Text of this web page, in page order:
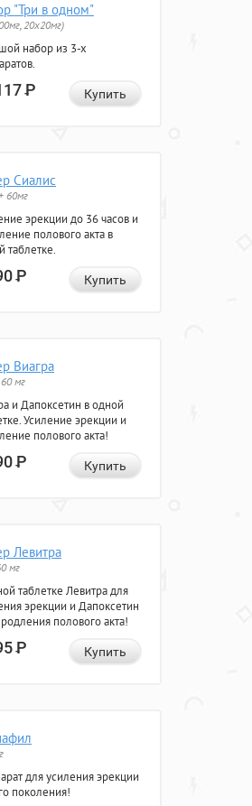
"Три в одном"
20x20мг)
набор из 3-х
Р Купить
Сиалис
60мг
эрекции до 36 часов и
полового акта в
таблетке.
Р Купить
Виагра
мг
и Дапоксетин в одной
Усиление эрекции и
полового акта!
Р Купить
Левитра
мг
таблетке Левитра для
эрекции и Дапоксетин
полового акта!
Р Купить
для усиления эрекции
поколения!